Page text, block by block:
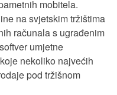
mobitela.
na svjetskim tržištima
računala s ugrađenim
umjetne
nekoliko najvećih
pod tržišnom